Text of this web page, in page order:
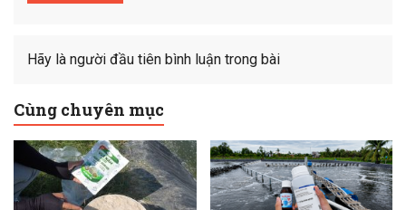
Hãy là người đầu tiên bình luận trong bài
Cùng chuyên mục